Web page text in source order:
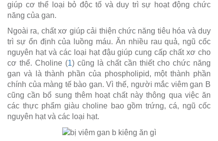
giúp cơ thể loại bỏ độc tố và duy trì sự hoạt động chức
năng của gan.
Ngoài ra, chất xơ giúp cải thiện chức năng tiêu hóa và duy
trì sự ổn định của luồng máu. Ăn nhiều rau quả, ngũ cốc
nguyên hạt và các loại hạt đậu giúp cung cấp chất xơ cho
cơ thể. Choline (1) cũng là chất cần thiết cho chức năng
gan và là thành phần của phospholipid, một thành phần
chính của màng tế bào gan. Vì thế, người mắc viêm gan B
cũng cần bổ sung thêm hoạt chất này thông qua việc ăn
các thực phẩm giàu choline bao gồm trứng, cá, ngũ cốc
nguyên hạt và các loại hạt.